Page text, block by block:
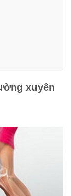
xuyên